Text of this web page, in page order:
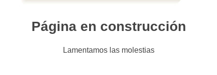
Página en construcción
Lamentamos las molestias